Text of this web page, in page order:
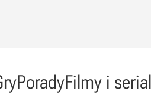
PoradyFilmy i